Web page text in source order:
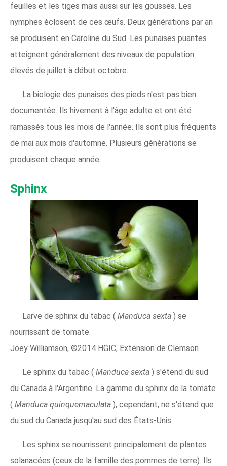
feuilles et les tiges mais aussi sur les gousses. Les
nymphes éclosent de ces œufs. Deux générations par an
se produisent en Caroline du Sud. Les punaises puantes
atteignent généralement des niveaux de population
élevés de juillet à début octobre.
La biologie des punaises des pieds n'est pas bien
documentée. Ils hivernent à l'âge adulte et ont été
ramassés tous les mois de l'année. Ils sont plus fréquents
de mai aux mois d'automne. Plusieurs générations se
produisent chaque année.
Sphinx
Larve de sphinx du tabac ( Manduca sexta ) se
nourrissant de tomate.
Joey Williamson, ©2014 HGIC, Extension de Clemson
Le sphinx du tabac ( Manduca sexta ) s'étend du sud
du Canada à l'Argentine. La gamme du sphinx de la tomate
( Manduca quinquemaculata ), cependant, ne s'étend que
du sud du Canada jusqu'au sud des États-Unis.
Les sphinx se nourrissent principalement de plantes
solanacées (ceux de la famille des pommes de terre). Ils